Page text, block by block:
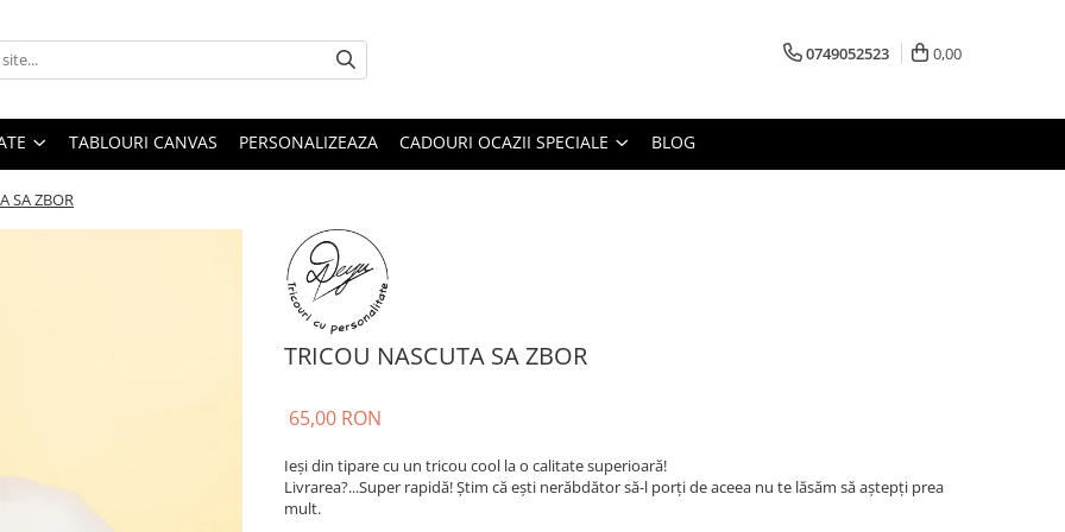
0749052523 0,00
TABLOURI CANVAS PERSONALIZEAZA CADOURI OCAZII SPECIALE BLOG
SA ZBOR
TRICOU NASCUTA SA ZBOR
65,00 RON
Ieși din tipare cu un tricou cool la o calitate superioară!
Livrarea?...Super rapidă! Știm că ești nerăbdător să-l porți de aceea nu te lăsăm să aștepți prea
mult.